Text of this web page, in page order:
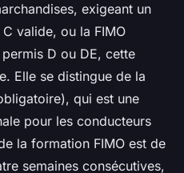
exigeant un
valide, ou la FIMO
D ou DE, cette
Elle se distingue de la
qui est une
pour les conducteurs
la formation FIMO est de
semaines consécutives,